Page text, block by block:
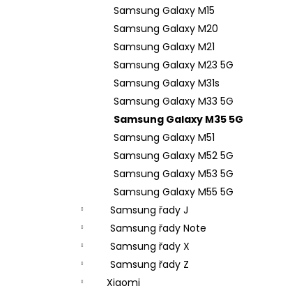
Samsung Galaxy M15
Samsung Galaxy M20
Samsung Galaxy M21
Samsung Galaxy M23 5G
Samsung Galaxy M31s
Samsung Galaxy M33 5G
Samsung Galaxy M35 5G
Samsung Galaxy M51
Samsung Galaxy M52 5G
Samsung Galaxy M53 5G
Samsung Galaxy M55 5G
Samsung řady J
Samsung řady Note
Samsung řady X
Samsung řady Z
Xiaomi